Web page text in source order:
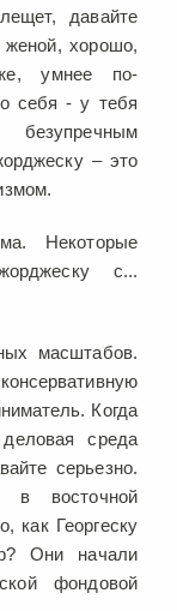
давайте
женой, хорошо,
умнее по-
себя - у тебя
– это
Некоторые
с...
масштабов.
Когда
среда
серьезно.
в восточной
как Георгеску
Они начали
фондовой